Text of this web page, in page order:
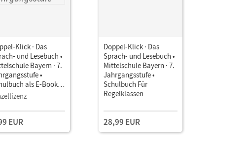
Klick · Das
und Lesebuch •
Bayern · 7.
•
als E-Book
M-Klassen
EUR
Doppel-Klick · Das
Sprach- und Lesebuch •
Mittelschule Bayern · 7.
Jahrgangsstufe •
Schulbuch Für
Regelklassen
28,99 EUR